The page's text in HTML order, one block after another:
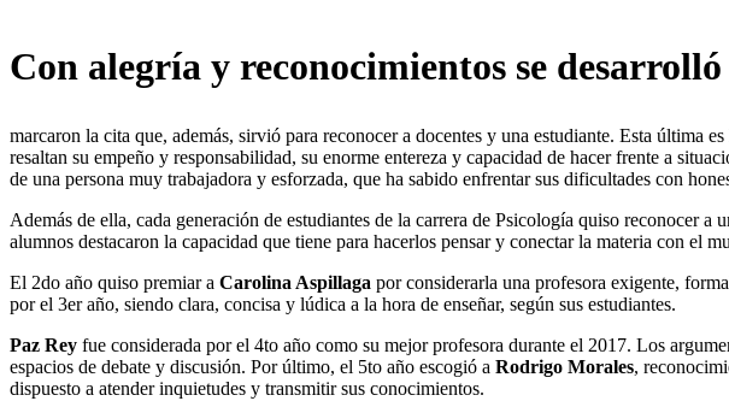
Con alegría y reconocimientos se
marcaron la cita que, además, sirvió para reconocer a docentes y una estudiante. Esta última es
resaltan su empeño y responsabilidad, su enorme entereza y capacidad de hacer frente a
de una persona muy trabajadora y esforzada, que ha sabido enfrentar sus dificultades con
Además de ella, cada generación de estudiantes de la carrera de Psicología quiso reconocer
alumnos destacaron la capacidad que tiene para hacerlos pensar y conectar la materia con el
El 2do año quiso premiar a Carolina Aspillaga por considerarla una profesora exigente,
por el 3er año, siendo clara, concisa y lúdica a la hora de enseñar, según sus estudiantes.
Paz Rey fue considerada por el 4to año como su mejor profesora durante el 2017. Los
espacios de debate y discusión. Por último, el 5to año escogió a Rodrigo Morales,
dispuesto a atender inquietudes y transmitir sus conocimientos.